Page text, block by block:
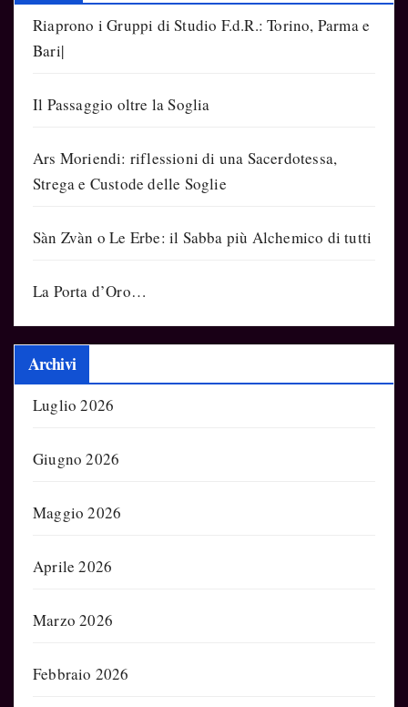
Riaprono i Gruppi di Studio F.d.R.: Torino, Parma e
Bari|
Il Passaggio oltre la Soglia
Ars Moriendi: riflessioni di una Sacerdotessa,
Strega e Custode delle Soglie
Sàn Zvàn o Le Erbe: il Sabba più Alchemico di tutti
La Porta d’Oro…
Archivi
Luglio 2026
Giugno 2026
Maggio 2026
Aprile 2026
Marzo 2026
Febbraio 2026